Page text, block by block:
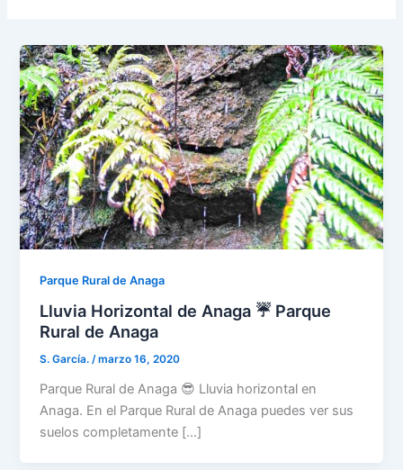
Parque Rural de Anaga
Lluvia Horizontal de Anaga ☔ Parque
Rural de Anaga
S. García./marzo 16, 2020
Parque Rural de Anaga 😎 Lluvia horizontal en
Anaga. En el Parque Rural de Anaga puedes ver sus
suelos completamente […]